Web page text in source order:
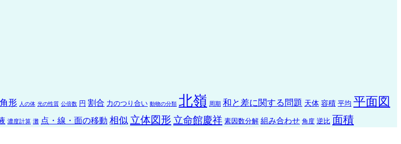
形 人の体 光の性質 公倍数 円 割合 力のつり合い 動物の分類 北嶺 周期 和と差に関する問題 天体 容積 平均 平面図
濃度計算 灘 点・線・面の移動 相似 立体図形 立命館慶祥 素因数分解 組み合わせ 角度 逆比 面積